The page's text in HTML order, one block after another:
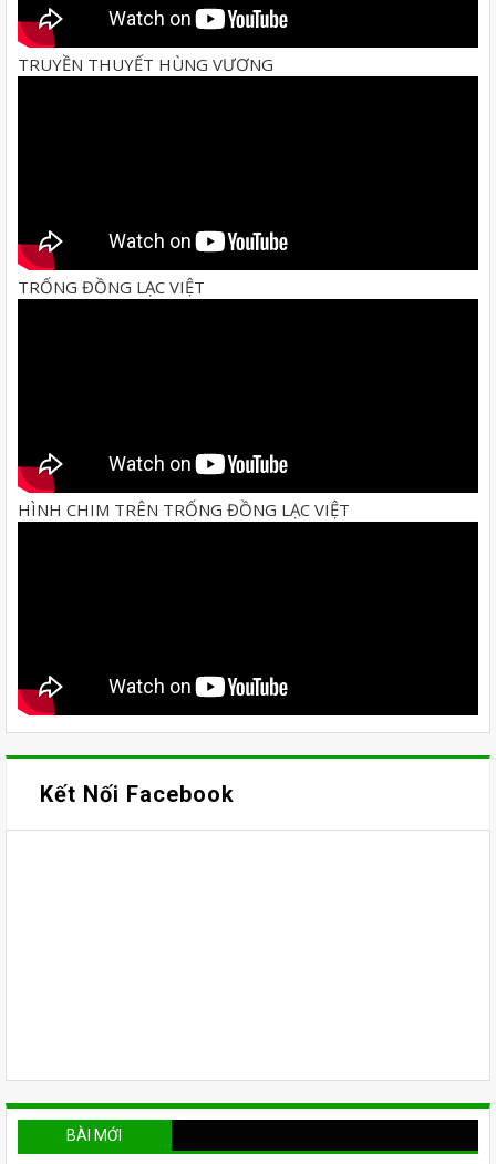
TRUYỀN THUYẾT HÙNG VƯƠNG
TRỐNG ĐỒNG LẠC VIỆT
HÌNH CHIM TRÊN TRỐNG ĐỒNG LẠC VIỆT
Kết Nối Facebook
BÀI MỚI